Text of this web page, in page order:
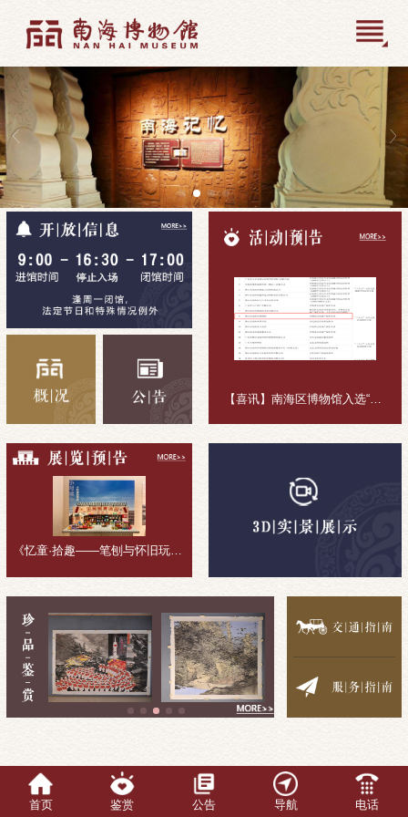
【喜讯】南海区博物馆入选“十五五”公共文化活动组织主体
《忆童·拾趣——笔刨与怀旧玩具收藏展》展览回顾
首页 鉴赏 公告 导航 电话